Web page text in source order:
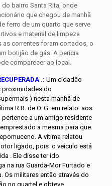
bairro Santa Rita, onde
que chegou de manhã
ferro de um quarto que serve
e material de limpeza
correntes foram cortados, o
botijão de gás. A perícia
comparecer ao local.
.: Um cidadão
proximidades do
) nesta manhã de
R.R. de O. G. em relato aos
a um amigo residente
a mesma para que
A vítima relatou
ligado, pois o veículo está
. Ele disse ter ido
na rua Guarda-Mor Furtado e
Os militares então através do
no quartel e obteve